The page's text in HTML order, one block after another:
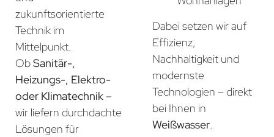
zukunftsorientierte
Technik im
Mittelpunkt.
ObSanitär-,
Heizungs-, Elektro-
oder Klimatechnik –
wir liefern durchdachte
Lösungen für
Dabei setzen wir auf
Effizienz,
Nachhaltigkeit und
modernste
Technologien – direkt
bei Ihnen in
Weißwasser.